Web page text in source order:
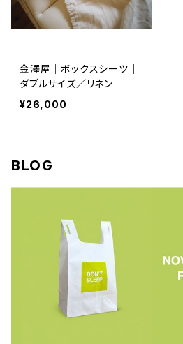
金澤屋｜ボックスシーツ｜
ダブルサイズ／リネン
¥26,000
BLOG